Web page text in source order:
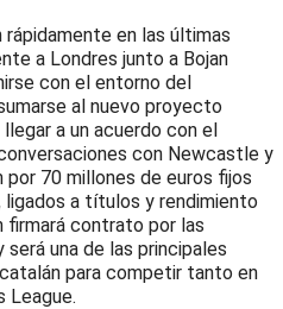
rápidamente en las últimas
a Londres junto a Bojan
con el entorno del
al nuevo proyecto
a un acuerdo con el
con Newcastle y
70 millones de euros fijos
ligados a títulos y rendimiento
firmará contrato por las
una de las principales
para competir tanto en
League.